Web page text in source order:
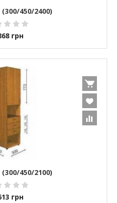
450/2400)
грн
450/2100)
грн